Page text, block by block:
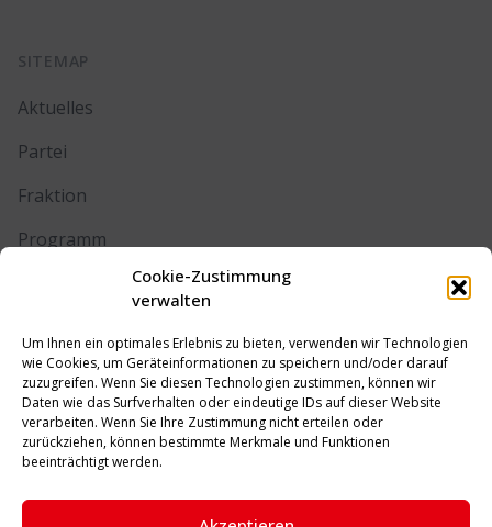
Cookie-Zustimmung
verwalten
Um Ihnen ein optimales Erlebnis zu bieten, verwenden wir Technologien
wie Cookies, um Geräteinformationen zu speichern und/oder darauf
zuzugreifen. Wenn Sie diesen Technologien zustimmen, können wir
Daten wie das Surfverhalten oder eindeutige IDs auf dieser Website
verarbeiten. Wenn Sie Ihre Zustimmung nicht erteilen oder
zurückziehen, können bestimmte Merkmale und Funktionen
beeinträchtigt werden.
SITEMAP
Aktuelles
Partei
Fraktion
Programm
RECHTLICHES
Impressum
Datenschutz
Cookie-Richtlinie (EU)